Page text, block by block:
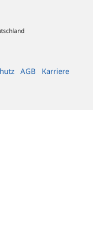
AGB Karriere